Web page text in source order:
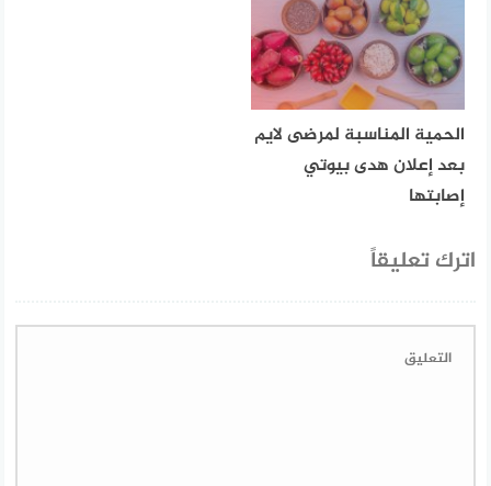
الحمية المناسبة لمرضى لايم
بعد إعلان هدى بيوتي
إصابتها
اترك تعليقاً